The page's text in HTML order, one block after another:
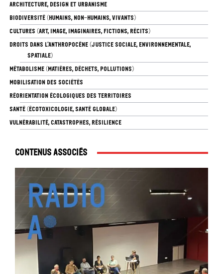
ARCHITECTURE, DESIGN ET URBANISME
BIODIVERSITÉ (HUMAINS, NON-HUMAINS, VIVANTS)
CULTURES (ART, IMAGE, IMAGINAIRES, FICTIONS, RÉCITS)
DROITS DANS L’ANTHROPOCÈNE (JUSTICE SOCIALE, ENVIRONNEMENTALE,
SPATIALE)
MÉTABOLISME (MATIÈRES, DÉCHETS, POLLUTIONS)
MOBILISATION DES SOCIÉTÉS
RÉORIENTATION ÉCOLOGIQUES DES TERRITOIRES
SANTÉ (ÉCOTOXICOLOGIE, SANTÉ GLOBALE)
VULNÉRABILITÉ, CATASTROPHES, RÉSILIENCE
Contenus associés